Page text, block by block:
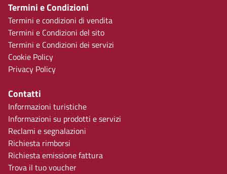
Termini e Condizioni
Termini e condizioni di vendita
Termini e Condizioni del sito
Termini e Condizioni dei servizi
Cookie Policy
Privacy Policy
Contatti
Informazioni turistiche
Informazioni su prodotti e servizi
Reclami e segnalazioni
Richiesta rimborsi
Richiesta emissione fattura
Trova il tuo voucher